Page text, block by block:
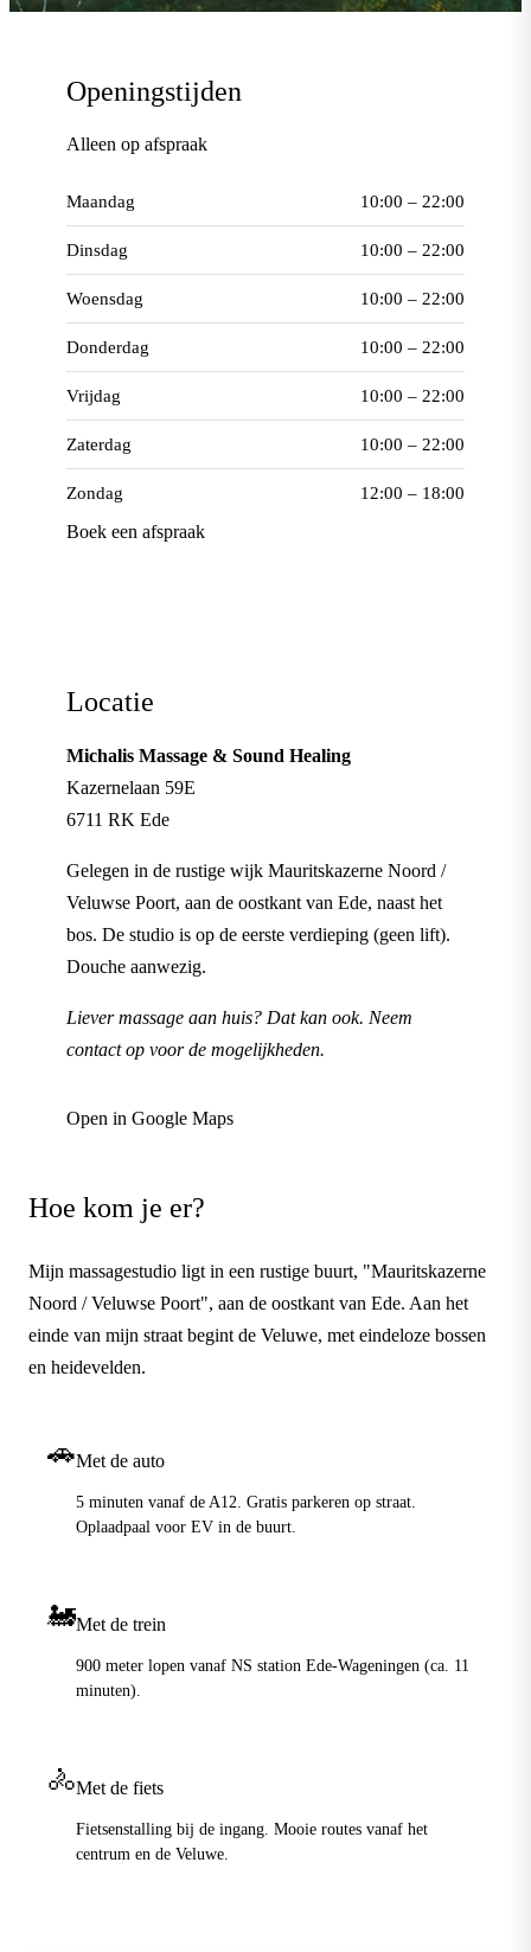
Openingstijden
Alleen op afspraak
Maandag 10:00 – 22:00
Dinsdag 10:00 – 22:00
Woensdag 10:00 – 22:00
Donderdag 10:00 – 22:00
Vrijdag 10:00 – 22:00
Zaterdag 10:00 – 22:00
Zondag
12:00 – 18:00
Boek een afspraak
Locatie
Michalis Massage & Sound Healing
Kazernelaan 59E
6711 RK Ede
Gelegen in de rustige wijk Mauritskazerne Noord /
Veluwse Poort, aan de oostkant van Ede, naast het
bos. De studio is op de eerste verdieping (geen lift).
Douche aanwezig.
Liever massage aan huis? Dat kan ook. Neem
contact op voor de mogelijkheden.
Open in Google Maps
Hoe kom je er?
Mijn massagestudio ligt in een rustige buurt, "Mauritskazerne
Noord / Veluwse Poort", aan de oostkant van Ede. Aan het
einde van mijn straat begint de Veluwe, met eindeloze bossen
en heidevelden.
🚗Met de auto
5 minuten vanaf de A12. Gratis parkeren op straat.
Oplaadpaal voor EV in de buurt.
🚂Met de trein
900 meter lopen vanaf NS station Ede-Wageningen (ca. 11
minuten).
🚴Met de fiets
Fietsenstalling bij de ingang. Mooie routes vanaf het
centrum en de Veluwe.